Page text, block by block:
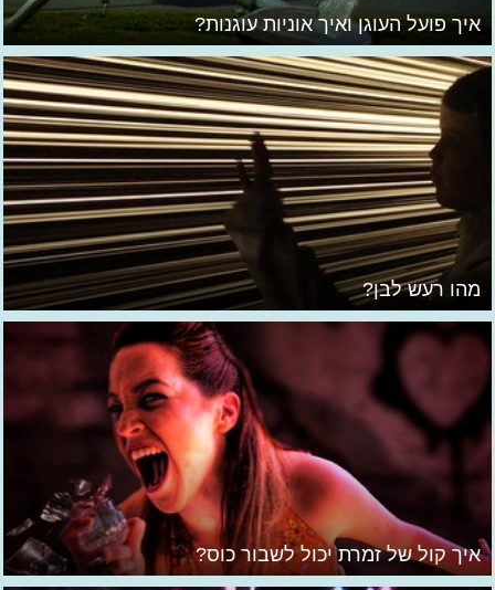
איך פועל העוגן ואיך אוניות עוגנות?
מהו רעש לבן?
איך קול של זמרת יכול לשבור כוס?